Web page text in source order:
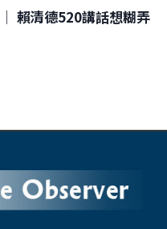
賴清德520講話想糊弄